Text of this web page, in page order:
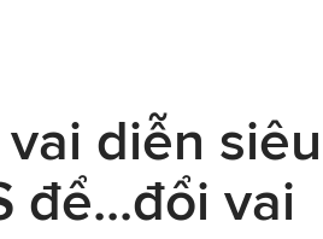
diễn siêu
để...đổi vai